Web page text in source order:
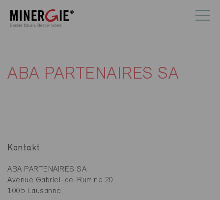
ABA PARTENAIRES SA
Kontakt
ABA PARTENAIRES SA
Avenue Gabriel-de-Rumine 20
1005 Lausanne